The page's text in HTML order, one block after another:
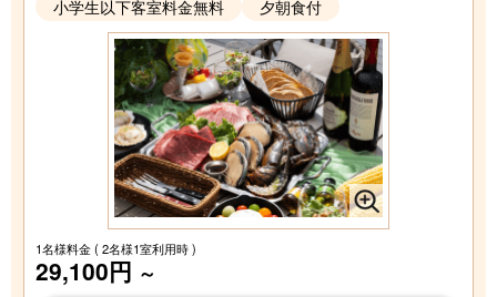
小学生以下客室料金無料 夕朝食付
1名様料金( 2名様1室利用時 )
29,100円 ～